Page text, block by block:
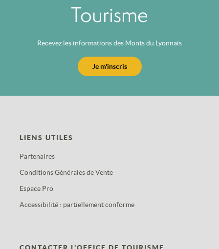
Tourisme
Recevez les informations des Monts du Lyonnais
Je m'inscris
LIENS UTILES
Partenaires
Conditions Générales de Vente
Espace Pro
Accessibilité : partiellement conforme
CONTACTER L'OFFICE DE TOURISME